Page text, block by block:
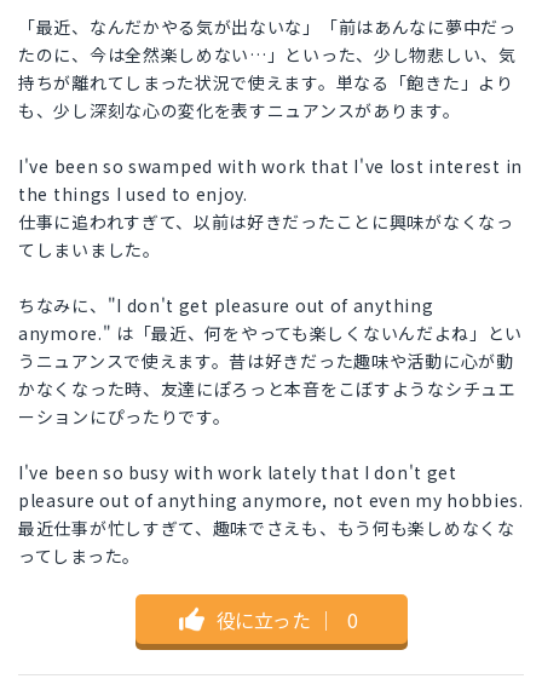
「最近、なんだかやる気が出ないな」「前はあんなに夢中だっ
たのに、今は全然楽しめない…」といった、少し物悲しい、気
持ちが離れてしまった状況で使えます。単なる「飽きた」より
も、少し深刻な心の変化を表すニュアンスがあります。
I've been so swamped with work that I've lost interest in
the things I used to enjoy.
仕事に追われすぎて、以前は好きだったことに興味がなくなっ
てしまいました。
ちなみに、"I don't get pleasure out of anything
anymore." は「最近、何をやっても楽しくないんだよね」とい
うニュアンスで使えます。昔は好きだった趣味や活動に心が動
かなくなった時、友達にぽろっと本音をこぼすようなシチュエ
ーションにぴったりです。
I've been so busy with work lately that I don't get
pleasure out of anything anymore, not even my hobbies.
最近仕事が忙しすぎて、趣味でさえも、もう何も楽しめなくな
ってしまった。
役に立った ｜ 0